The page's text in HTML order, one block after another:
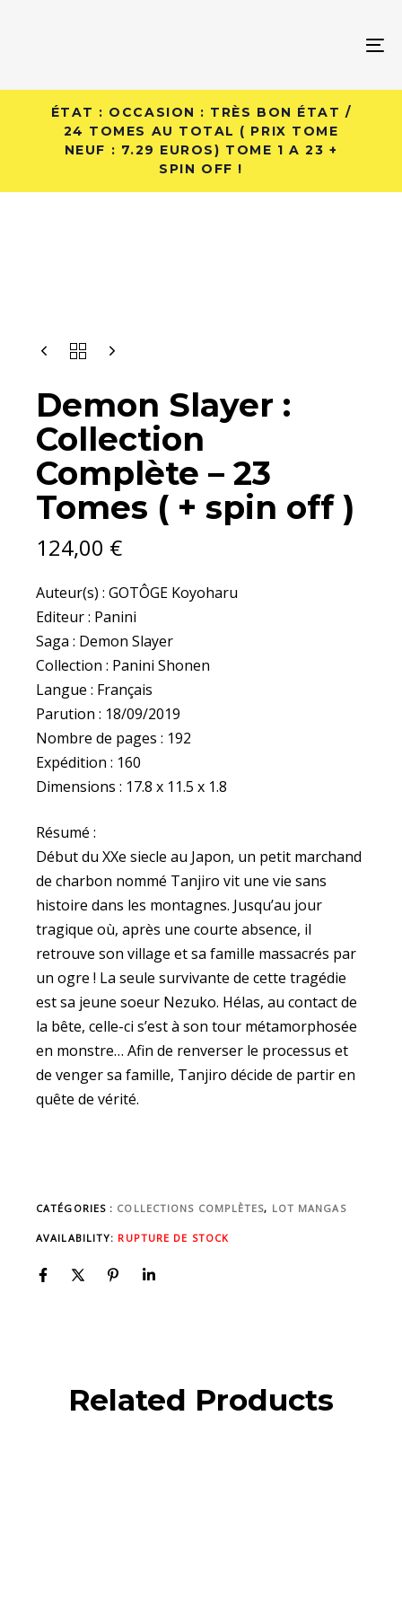
ÉTAT : OCCASION : TRÈS BON ÉTAT /
24 TOMES AU TOTAL ( PRIX TOME
NEUF : 7.29 EUROS) TOME 1 A 23 +
SPIN OFF !
Demon Slayer :
Collection
Complète – 23
Tomes ( + spin off )
124,00 €
Auteur(s) : GOTÔGE Koyoharu
Editeur : Panini
Saga : Demon Slayer
Collection : Panini Shonen
Langue : Français
Parution : 18/09/2019
Nombre de pages : 192
Expédition : 160
Dimensions : 17.8 x 11.5 x 1.8
Résumé :
Début du XXe siecle au Japon, un petit marchand
de charbon nommé Tanjiro vit une vie sans
histoire dans les montagnes. Jusqu’au jour
tragique où, après une courte absence, il
retrouve son village et sa famille massacrés par
un ogre ! La seule survivante de cette tragédie
est sa jeune soeur Nezuko. Hélas, au contact de
la bête, celle-ci s’est à son tour métamorphosée
en monstre… Afin de renverser le processus et
de venger sa famille, Tanjiro décide de partir en
quête de vérité.
CATÉGORIES : COLLECTIONS COMPLÈTES, LOT MANGAS
AVAILABILITY: RUPTURE DE STOCK
Related Products